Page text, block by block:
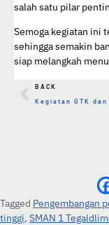
salah satu pilar
Semoga kegiatan ini
sehingga semakin
siap melangkah
BACK
Tagged Pengembangan
tinggi, SMAN 1